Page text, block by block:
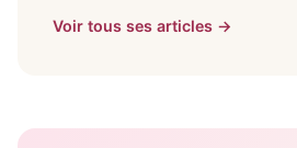
Voir tous ses articles →